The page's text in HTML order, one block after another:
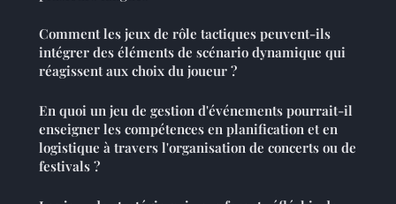
Comment les jeux de rôle tactiques peuvent-ils
intégrer des éléments de scénario dynamique qui
réagissent aux choix du joueur ?
En quoi un jeu de gestion d'événements pourrait-il
enseigner les compétences en planification et en
logistique à travers l'organisation de concerts ou de
festivals ?